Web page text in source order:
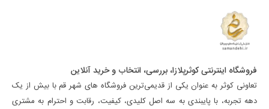
فروشگاه اینترنتی کوثرپلازا، بررسی، انتخاب و خرید آنلاین
تعاونی کوثر به عنوان یکی از قدیمی‌ترین فروشگاه های شهر قم با بیش از یک
دهه تجربه، با پایبندی به سه اصل کلیدی، کیفیت، رقابت و احترام به مشتری